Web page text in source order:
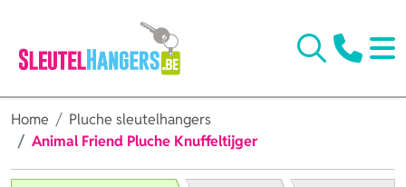
Home
Pluche sleutelhangers
Animal Friend Pluche Knuffeltijger